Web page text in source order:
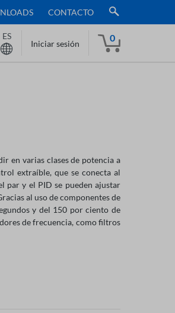
CONTACTO
ES
Iniciar sesión
0
en varias clases de potencia a
extraíble, que se conecta al
par y el PID se pueden ajustar
al uso de componentes de
y del 150 por ciento de
de frecuencia, como filtros